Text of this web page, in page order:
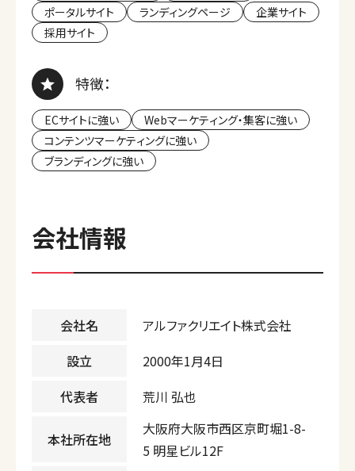
ポータルサイト
ランディングページ
企業サイト
採用サイト
特徴：
ECサイトに強い
Webマーケティング・集客に強い
コンテンツマーケティングに強い
ブランディングに強い
会社情報
会社名
アルファクリエイト株式会社
設立
2000年1月4日
代表者
荒川 弘也
本社所在地
大阪府大阪市西区京町堀1-8-
5 明星ビル12F